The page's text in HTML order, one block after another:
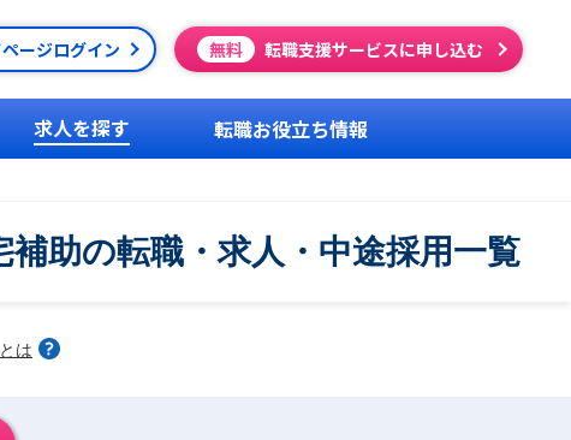
ージログイン 無料 転職支援サービスに申し込む
求人を探す 転職お役立ち情報
助の転職・求人・中途採用一覧
は